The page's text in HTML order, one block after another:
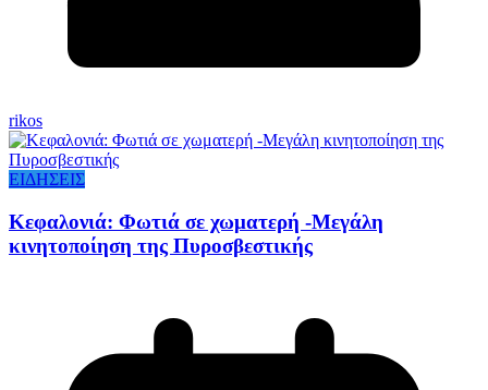
rikos
ΕΙΔΗΣΕΙΣ
Κεφαλονιά: Φωτιά σε χωματερή -Μεγάλη
κινητοποίηση της Πυροσβεστικής